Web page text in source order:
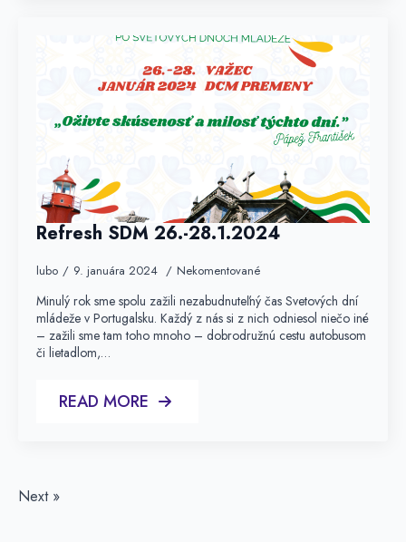
Refresh SDM 26.-28.1.2024
lubo 9. januára 2024 Nekomentované
Minulý rok sme spolu zažili nezabudnuteľný čas Svetových dní
mládeže v Portugalsku. Každý z nás si z nich odniesol niečo iné
– zažili sme tam toho mnoho – dobrodružnú cestu autobusom
či lietadlom,…
READ MORE
Next »